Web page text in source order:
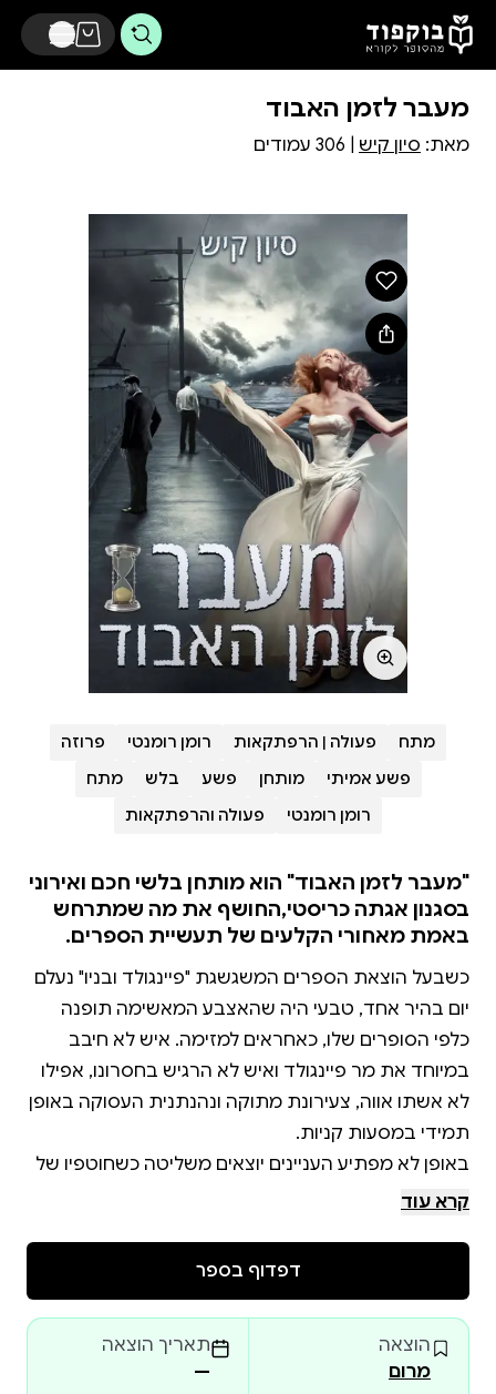
דלג לתוכן הראשי
מעבר לזמן האבוד
מאת: סיון קיש
מתח פעולה | הרפתקאות רומן רומנטי
פרוזה
פשע אמיתי
מותחן פשע בלש
מתח
רומן רומנטי
פעולה והרפתקאות
"מעבר לזמן האבוד" הוא מותחן בלשי חכם ואירוני
בסגנון אגתה כריסטי,החושף את מה שמתרחש
באמת מאחורי הקלעים של תעשיית הספרים.
כשבעל הוצאת הספרים המשגשגת "פיינגולד ובניו" נעלם
יום בהיר אחד, טבעי היה שהאצבע המאשימה תופנה
כלפי הסופרים שלו, כאחראים למזימה. איש לא חיבב
במיוחד את מר פיינגולד ואיש לא הרגיש בחסרונו, אפילו
לא אשתו אווה, צעירונת מתוקה ונהנתנית העסוקה באופן
באופן לא מפתיע העניינים יוצאים משליטה כשחוטפיו של
מר פיינגולד, הסופרים הלא מרוצים, מחליטים להעלות
שהסופר הארי הייסטינגס ורייצ'ל פופינס שלו, זוג אנגלים
המתגוררים ברומא זה שנים רבות, משכנעים אותה
להצטרף אליהם במסעם. על הספינה היא מתוודעת לזר
מסתורי, הברון דיאז, ומגלה שאיש מהנוכחים אינו תמים
קרא עוד
דפדוף בספר
הוצאה
מרום
תאריך הוצאה
—